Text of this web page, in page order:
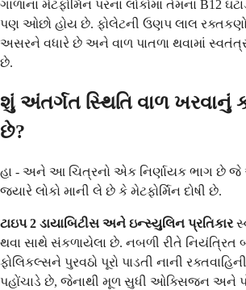
ગાળાના મેટફોર્મિન પરના લોકોમાં તેમના B12
પણ ઓછો હોય છે. ફોલેટની ઉણપ લાલ
અસરને વધારે છે અને વાળ પાતળા થવામાં
છે.
શું અંતર્ગત સ્થિતિ વાળ ખરવાનું
છે?
હા - અને આ ચિત્રનો એક નિર્ણાયક ભાગ છે
જ્યારે લોકો માની લે છે કે મેટફોર્મિન દોષી છે.
ટાઇપ 2 ડાયાબિટીસ અને ઇન્સ્યુલિન પ્રતિકાર
થવા સાથે સંકળાયેલા છે. નબળી રીતે નિયંત્રિત
ફોલિકલ્સને પુરવઠો પૂરો પાડતી નાની
પહોંચાડે છે, જેનાથી મૂળ સુધી ઓક્સિજન અને